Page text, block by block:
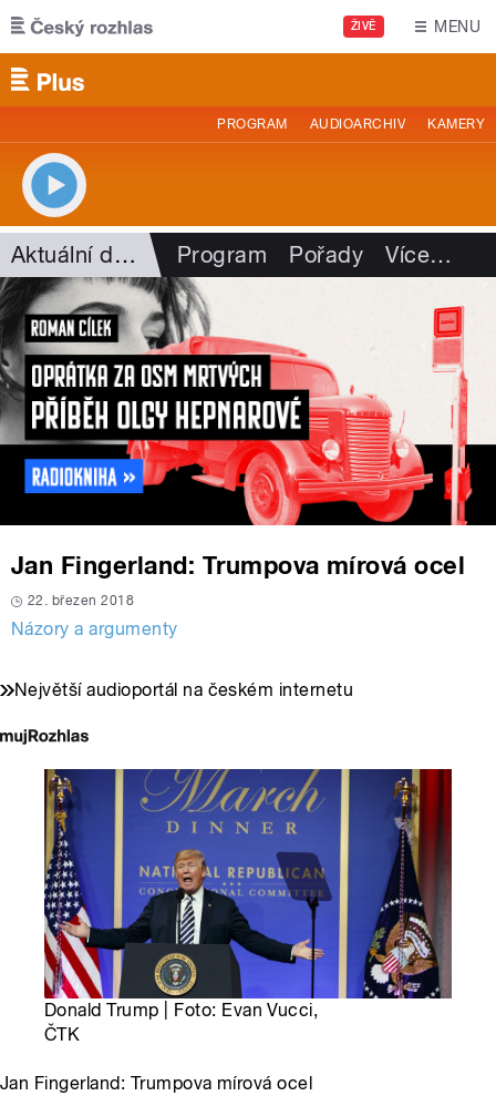
Přejít k hlavnímu obsahu
ŽIVĚ MENU
PROGRAM AUDIOARCHIV KAMERY
Aktuální dění Program Pořady Více…
Jan Fingerland: Trumpova mírová ocel
22. březen 2018
Názory a argumenty
Největší audioportál na českém internetu
Donald Trump | Foto: Evan Vucci,
ČTK
Jan Fingerland: Trumpova mírová ocel